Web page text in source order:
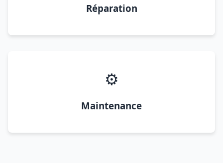
Réparation
⚙️
Maintenance